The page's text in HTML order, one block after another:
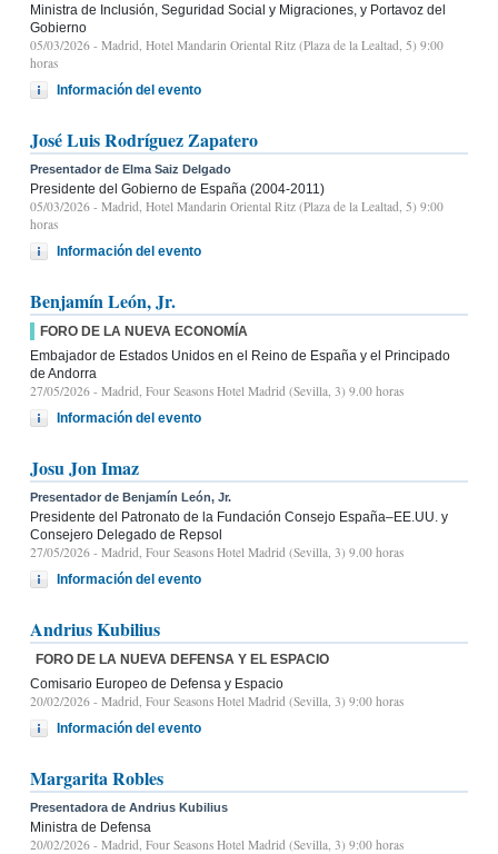
Ministra de Inclusión, Seguridad Social y Migraciones, y Portavoz del
Gobierno
05/03/2026 - Madrid, Hotel Mandarin Oriental Ritz (Plaza de la Lealtad, 5) 9:00
horas
Información del evento
José Luis Rodríguez Zapatero
Presentador de Elma Saiz Delgado
Presidente del Gobierno de España (2004-2011)
05/03/2026 - Madrid, Hotel Mandarin Oriental Ritz (Plaza de la Lealtad, 5) 9:00
horas
Información del evento
Benjamín León, Jr.
FORO DE LA NUEVA ECONOMÍA
Embajador de Estados Unidos en el Reino de España y el Principado
de Andorra
27/05/2026 - Madrid, Four Seasons Hotel Madrid (Sevilla, 3) 9.00 horas
Información del evento
Josu Jon Imaz
Presentador de Benjamín León, Jr.
Presidente del Patronato de la Fundación Consejo España–EE.UU. y
Consejero Delegado de Repsol
27/05/2026 - Madrid, Four Seasons Hotel Madrid (Sevilla, 3) 9.00 horas
Información del evento
Andrius Kubilius
FORO DE LA NUEVA DEFENSA Y EL ESPACIO
Comisario Europeo de Defensa y Espacio
20/02/2026 - Madrid, Four Seasons Hotel Madrid (Sevilla, 3) 9:00 horas
Información del evento
Margarita Robles
Presentadora de Andrius Kubilius
Ministra de Defensa
20/02/2026 - Madrid, Four Seasons Hotel Madrid (Sevilla, 3) 9:00 horas